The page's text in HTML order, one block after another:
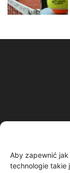
Aby zapewnić
technologie takie